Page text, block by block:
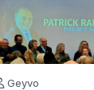
Geyvo